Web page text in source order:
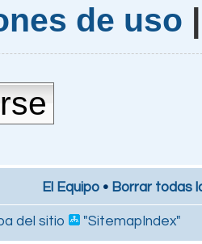
de uso
El Equipo • Borrar todas
del sitio "SitemapIndex"